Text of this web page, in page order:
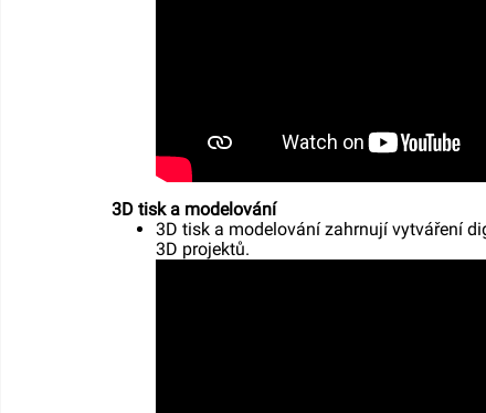
3D tisk a modelování
3D tisk a modelování zahrnují vytváření
3D projektů.